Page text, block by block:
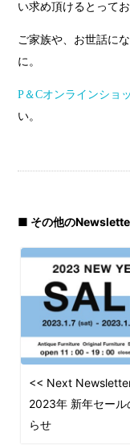
い求め頂けるとって
ご家族や、お世話に
に。
P＆Cオンラインショ
い。
■ その他の
<< Next
2023年 新年セール
らせ